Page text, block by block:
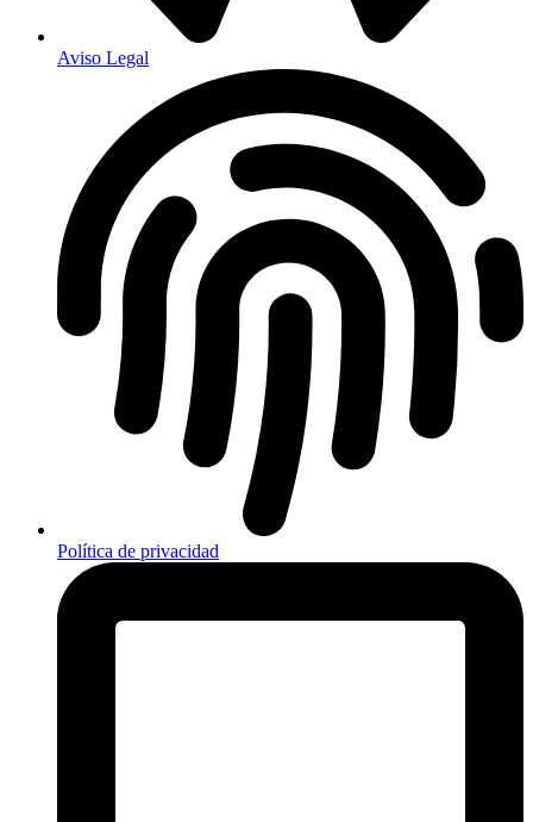
Aviso Legal
Política de privacidad